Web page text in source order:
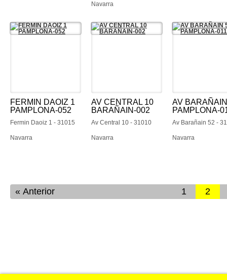
Navarra
FERMIN DAOIZ 1
PAMPLONA-052
Fermin Daoiz 1 - 31015
Navarra
AV CENTRAL 10
BARAÑAIN-002
Av Central 10 - 31010
Navarra
AV
PAMPLONA-
Av Barañain 52 -
Navarra
Anterior 1 2